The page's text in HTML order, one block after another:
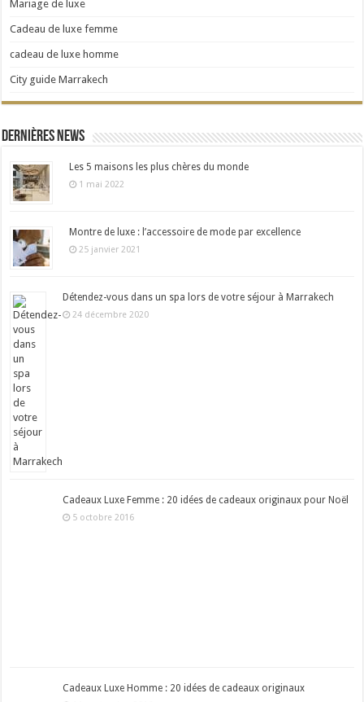
Mariage de luxe
Cadeau de luxe femme
cadeau de luxe homme
City guide Marrakech
Dernières news
Les 5 maisons les plus chères du monde
1 mai 2022
Montre de luxe : l’accessoire de mode par excellence
25 janvier 2021
Détendez-vous dans un spa lors de votre séjour à Marrakech
24 décembre 2020
Cadeaux Luxe Femme : 20 idées de cadeaux originaux pour Noël
5 octobre 2016
Cadeaux Luxe Homme : 20 idées de cadeaux originaux